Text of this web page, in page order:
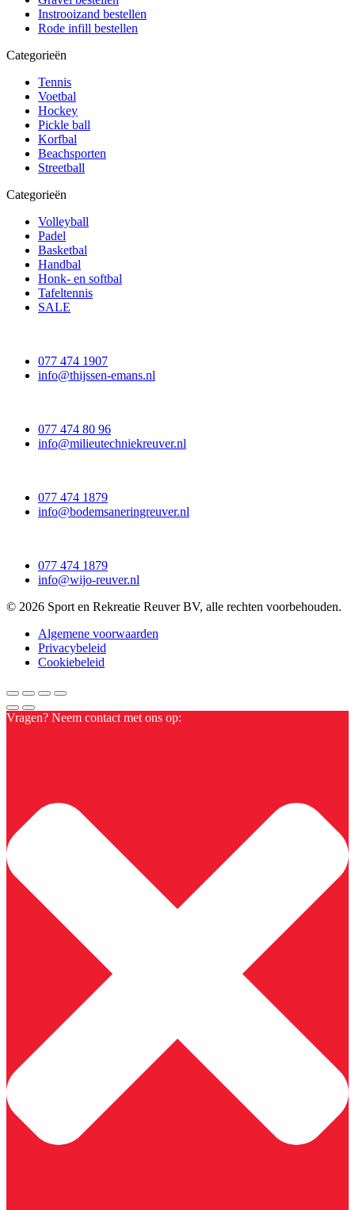
Instrooizand bestellen
Rode infill bestellen
Categorieën
Tennis
Voetbal
Hockey
Pickle ball
Korfbal
Beachsporten
Streetball
Categorieën
Volleyball
Padel
Basketbal
Handbal
Honk- en softbal
Tafeltennis
SALE
077 474 1907
info@thijssen-emans.nl
077 474 80 96
info@milieutechniekreuver.nl
077 474 1879
info@bodemsaneringreuver.nl
077 474 1879
info@wijo-reuver.nl
© 2026 Sport en Rekreatie Reuver BV, alle rechten voorbehouden.
Algemene voorwaarden
Privacybeleid
Cookiebeleid
Vragen? Neem contact met ons op: